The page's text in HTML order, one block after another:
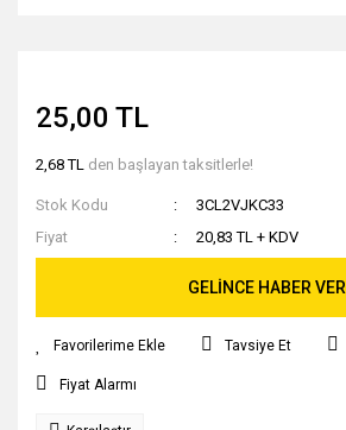
25,00 TL
2,68 TL den başlayan taksitlerle!
Stok Kodu
3CL2VJKC33
Fiyat
20,83 TL + KDV
GELİNCE HABER VER
Tavsiye Et
Fiyat Alarmı